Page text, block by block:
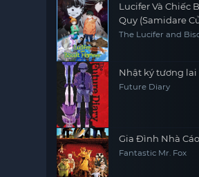
Lucifer Và Chiếc
Quy (Samidare
Tinh Cầu)
The Lucifer and
Nhật ký tương lai
Future Diary
Gia Đình Nhà Cáo
Fantastic Mr. Fox